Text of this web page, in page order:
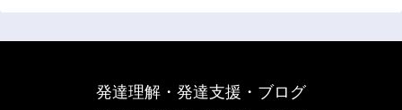
発達理解・発達支援・ブログ